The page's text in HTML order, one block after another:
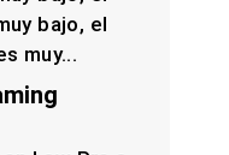
bajo, el
muy...